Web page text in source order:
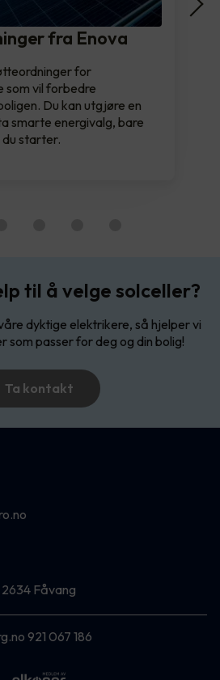
fra Enova
for
som vil forbedre
Du kan utgjøre en
smarte energivalg, bare
du starter.
til å velge solceller?
dyktige elektrikere, så hjelper vi
som passer for deg og din bolig!
Ta kontakt
Fåvang
921 067 186